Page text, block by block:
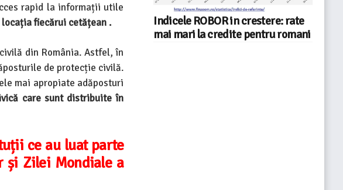
rapid la informații utile
fiecărui cetățean .
din România. Astfel, în
de protecție civilă.
mai apropiate adăposturi
care sunt distribuite în
ce au luat parte
și Zilei Mondiale a
Indicele ROBOR in crestere: rate
mai mari la credite pentru romani